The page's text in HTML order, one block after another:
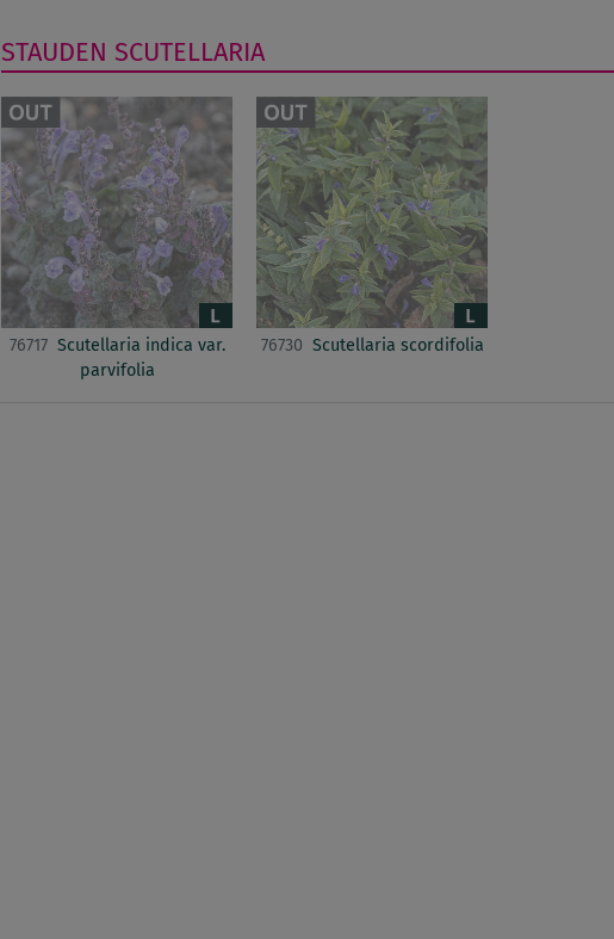
STAUDEN SCUTELLARIA
76717 Scutellaria indica var.
parvifolia
76730 Scutellaria scordifolia